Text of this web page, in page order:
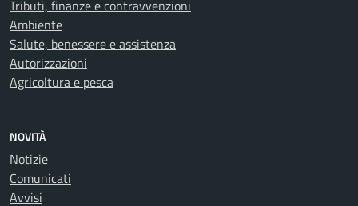
Tributi, finanze e contravvenzioni
Ambiente
Salute, benessere e assistenza
Autorizzazioni
Agricoltura e pesca
NOVITÀ
Notizie
Comunicati
Avvisi